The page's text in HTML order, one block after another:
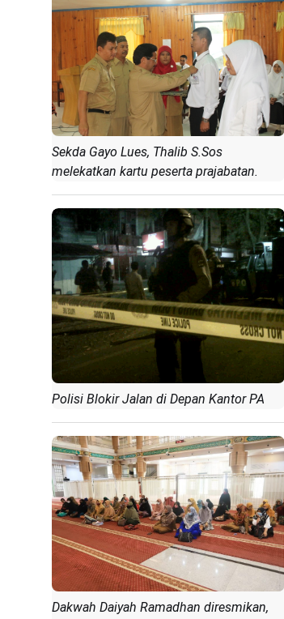
Sekda Gayo Lues, Thalib S.Sos
melekatkan kartu peserta prajabatan.
Polisi Blokir Jalan di Depan Kantor PA
Dakwah Daiyah Ramadhan diresmikan,